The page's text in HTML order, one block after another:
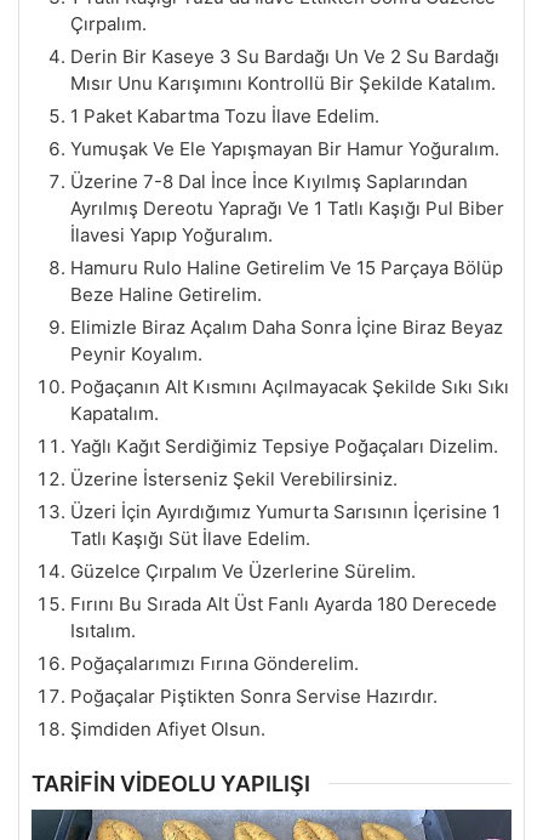
Çırpalım.
Derin Bir Kaseye 3 Su Bardağı Un Ve 2 Su Bardağı
Mısır Unu Karışımını Kontrollü Bir Şekilde Katalım.
1 Paket Kabartma Tozu İlave Edelim.
Yumuşak Ve Ele Yapışmayan Bir Hamur Yoğuralım.
Üzerine 7-8 Dal İnce İnce Kıyılmış Saplarından
Ayrılmış Dereotu Yaprağı Ve 1 Tatlı Kaşığı Pul Biber
İlavesi Yapıp Yoğuralım.
Hamuru Rulo Haline Getirelim Ve 15 Parçaya Bölüp
Beze Haline Getirelim.
Elimizle Biraz Açalım Daha Sonra İçine Biraz Beyaz
Peynir Koyalım.
Poğaçanın Alt Kısmını Açılmayacak Şekilde Sıkı Sıkı
Kapatalım.
Yağlı Kağıt Serdiğimiz Tepsiye Poğaçaları Dizelim.
Üzerine İsterseniz Şekil Verebilirsiniz.
Üzeri İçin Ayırdığımız Yumurta Sarısının İçerisine 1
Tatlı Kaşığı Süt İlave Edelim.
Güzelce Çırpalım Ve Üzerlerine Sürelim.
Fırını Bu Sırada Alt Üst Fanlı Ayarda 180 Derecede
Isıtalım.
Poğaçalarımızı Fırına Gönderelim.
Poğaçalar Piştikten Sonra Servise Hazırdır.
Şimdiden Afiyet Olsun.
TARİFİN VİDEOLU YAPILIŞI